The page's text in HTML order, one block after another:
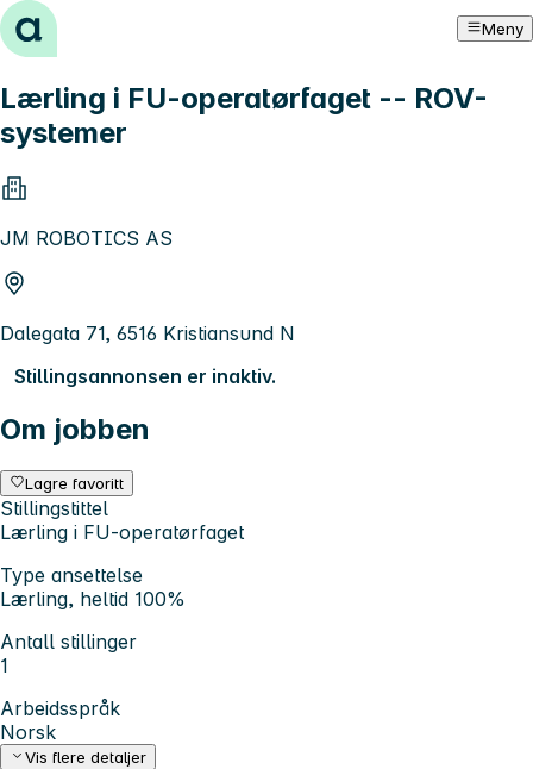
Hopp til innhold Meny
Lærling i FU-operatørfaget -- ROV-
systemer
JM ROBOTICS AS
Dalegata 71, 6516 Kristiansund N
Stillingsannonsen er inaktiv.
Om jobben
Lagre favoritt
Stillingstittel
Lærling i FU-operatørfaget
Type ansettelse
Lærling, heltid 100%
Antall stillinger
1
Arbeidsspråk
Norsk
Vis flere detaljer